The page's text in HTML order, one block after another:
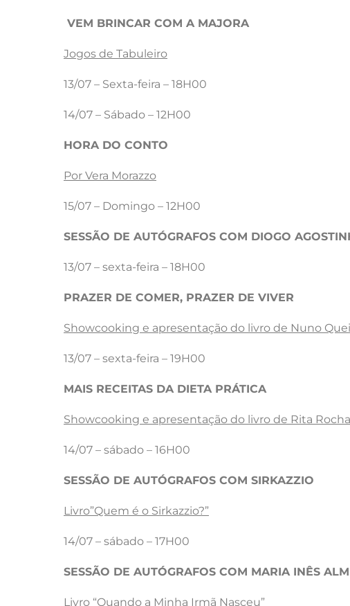
VEM BRINCAR COM A MAJORA
Jogos de Tabuleiro
13/07 – Sexta-feira – 18H00
14/07 – Sábado – 12H00
HORA DO CONTO
Por Vera Morazzo
15/07 – Domingo – 12H00
SESSÃO DE AUTÓGRAFOS COM DIOGO
13/07 – sexta-feira – 18H00
PRAZER DE COMER, PRAZER DE VIVER
Showcooking e apresentação do livro de Nuno
13/07 – sexta-feira – 19H00
MAIS RECEITAS DA DIETA PRÁTICA
Showcooking e apresentação do livro de Rita
14/07 – sábado – 16H00
SESSÃO DE AUTÓGRAFOS COM SIRKAZZIO
Livro”Quem é o Sirkazzio?”
14/07 – sábado – 17H00
SESSÃO DE AUTÓGRAFOS COM MARIA INÊS
Livro “Quando a Minha Irmã Nasceu”